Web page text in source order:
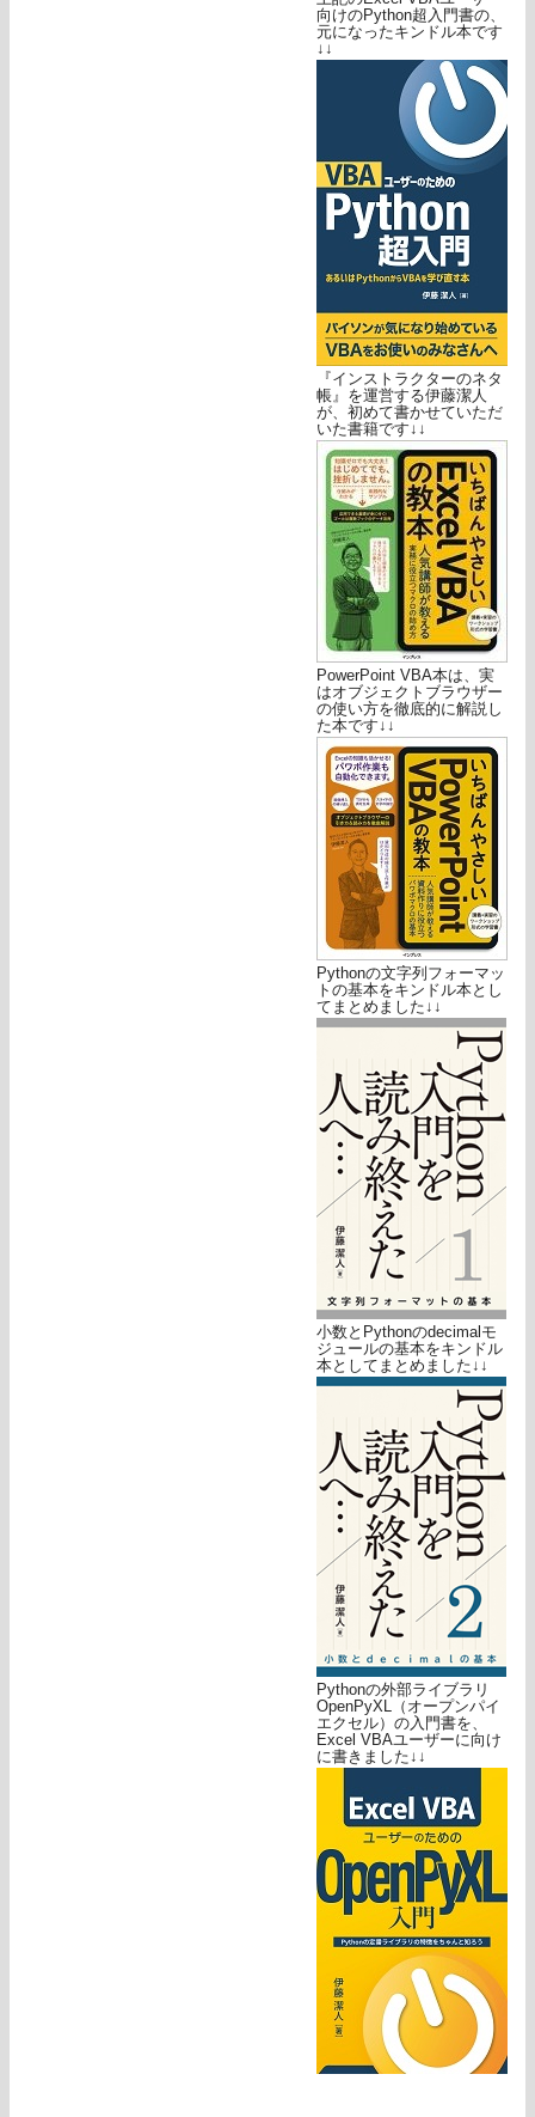
向けのPython超入門書の、
元になったキンドル本です
↓↓
『インストラクターのネタ
帳』を運営する伊藤潔人
が、初めて書かせていただ
いた書籍です↓↓
PowerPoint VBA本は、実
はオブジェクトブラウザー
の使い方を徹底的に解説し
た本です↓↓
Pythonの文字列フォーマッ
トの基本をキンドル本とし
てまとめました↓↓
小数とPythonのdecimalモ
ジュールの基本をキンドル
本としてまとめました↓↓
Pythonの外部ライブラリ
OpenPyXL（オープンパイ
エクセル）の入門書を、
Excel VBAユーザーに向け
に書きました↓↓